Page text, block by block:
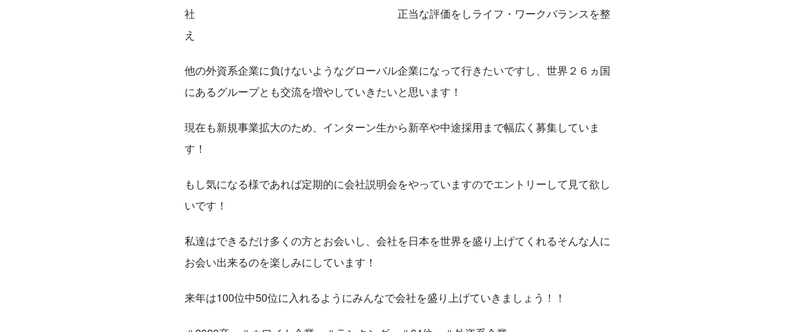
社　　　　　　　　　　　　　　　　　　　正当な評価をしライフ・ワークバランスを整
え
他の外資系企業に負けないようなグローバル企業になって行きたいですし、世界２６ヵ国
にあるグループとも交流を増やしていきたいと思います！
現在も新規事業拡大のため、インターン生から新卒や中途採用まで幅広く募集していま
す！
もし気になる様であれば定期的に会社説明会をやっていますのでエントリーして見て欲し
いです！
私達はできるだけ多くの方とお会いし、会社を日本を世界を盛り上げてくれるそんな人に
お会い出来るのを楽しみにしています！
来年は100位中50位に入れるようにみんなで会社を盛り上げていきましょう！！